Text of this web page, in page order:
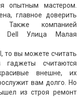
опытным мастером.
главное доверить
Также компанией
Dell Улица Малая
то вы можете считать
гаджеты считаются
внешне, их
вам долго. Но
из строя ремонт